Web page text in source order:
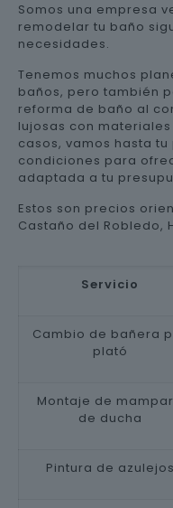
Somos una empresa
remodelar tu baño
necesidades.
Tenemos muchos
baños, pero también
reforma de baño al
lujosas con
casos, vamos hasta
condiciones para
adaptada a tu
Estos son precios
Castaño del Robledo,
Servicio
Cambio de bañera
plató
Montaje de
de ducha
Pintura de azulejos